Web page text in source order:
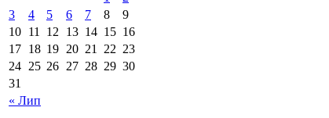
« Лип
3
4 5 6 7 8
9
10 11 12 13 14 15 16
17 18 19 20 21 22 23
24 25 26 27 28 29 30
31